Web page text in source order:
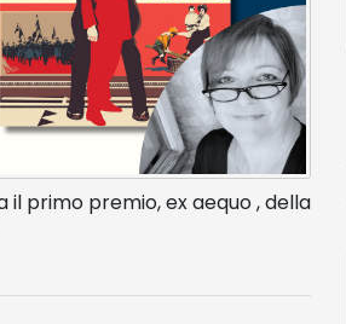
il primo premio, ex aequo , della